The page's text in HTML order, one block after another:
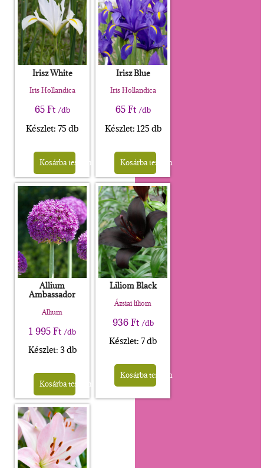
Irisz White
Iris Hollandica
65Ft /db
Készlet: 75 db
Kosárba teszem
Irisz Blue
Iris Hollandica
65Ft /db
Készlet: 125 db
Kosárba teszem
Allium
Ambassador
Allium
1 995Ft /db
Készlet: 3 db
Kosárba teszem
Liliom Black
Ázsiai liliom
936Ft /db
Készlet: 7 db
Kosárba teszem